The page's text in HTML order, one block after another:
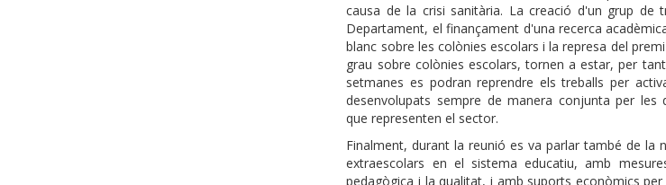
causa de la crisi sanitària. La creació d'un grup de
Departament, el finançament d'una recerca
blanc sobre les colònies escolars i la represa del
grau sobre colònies escolars, tornen a estar, per
setmanes es podran reprendre els treballs per
desenvolupats sempre de manera conjunta per les
que representen el sector.
Finalment, durant la reunió es va parlar també de la
extraescolars en el sistema educatiu, amb
pedagògica i la qualitat, i amb suports econòmics